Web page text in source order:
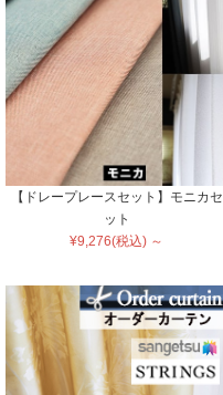
【ドレープレースセット】モニカセ
ット
¥9,276(税込) ～